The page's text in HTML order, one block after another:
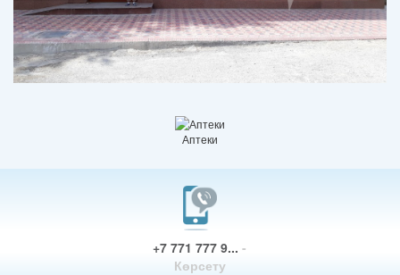
Аптеки
+7 771 777 9...-
Көрсету